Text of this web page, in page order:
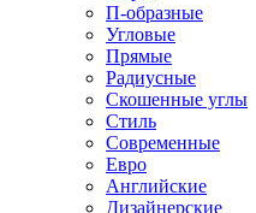
П-образные
Угловые
Прямые
Радиусные
Скошенные углы
Стиль
Современные
Евро
Английские
Дизайнерские